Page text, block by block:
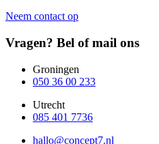
Neem contact op
Vragen? Bel of mail ons
Groningen
050 36 00 233
Utrecht
085 401 7736
hallo@concept7.nl